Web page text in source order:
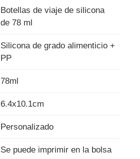
Botellas de viaje de silicona
de 78 ml
Silicona de grado alimenticio +
PP
78ml
6.4x10.1cm
Personalizado
Se puede imprimir en la bolsa